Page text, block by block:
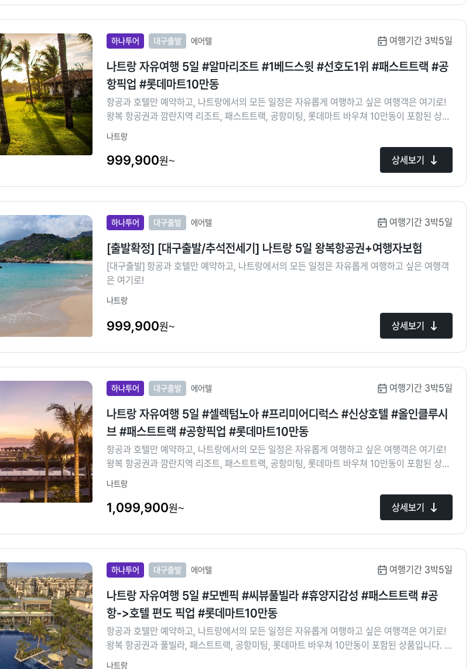
하나투어 대구출발 에어텔 여행기간 3박5일
나트랑 자유여행 5일 #알마리조트 #1베드스윗 #선호도1위 #패스트트랙 #공
항픽업 #롯데마트10만동
항공과 호텔만 예약하고, 나트랑에서의 모든 일정은 자유롭게 여행하고 싶은 여행객은 여기로!
왕복 항공권과 깜란지역 리조트, 패스트트랙, 공항미팅, 롯데마트 바우쳐 10만동이 포함된 상품
나트랑
999,900원~ 상세보기
하나투어 대구출발 에어텔 여행기간 3박5일
[출발확정] [대구출발/추석전세기] 나트랑 5일 왕복항공권+여행자보험
[대구출발] 항공과 호텔만 예약하고, 나트랑에서의 모든 일정은 자유롭게 여행하고 싶은 여행객
은 여기로!
나트랑
999,900원~ 상세보기
하나투어 대구출발 에어텔 여행기간 3박5일
나트랑 자유여행 5일 #셀렉텀노아 #프리미어디럭스 #신상호텔 #올인클루시
브 #패스트트랙 #공항픽업 #롯데마트10만동
항공과 호텔만 예약하고, 나트랑에서의 모든 일정은 자유롭게 여행하고 싶은 여행객은 여기로!
왕복 항공권과 깜란지역 리조트, 패스트트랙, 공항미팅, 롯데마트 바우쳐 10만동이 포함된 상품
나트랑
1,099,900원~ 상세보기
하나투어 대구출발 에어텔 여행기간 3박5일
나트랑 자유여행 5일 #모벤픽 #씨뷰풀빌라 #휴양지감성 #패스트트랙 #공
항->호텔 편도 픽업 #롯데마트10만동
항공과 호텔만 예약하고, 나트랑에서의 모든 일정은 자유롭게 여행하고 싶은 여행객은 여기로!
왕복 항공권과 풀빌라, 패스트트랙, 공항미팅, 롯데마트 바우쳐 10만동이 포함된 상품입니다. 우
리 일행끼리만 1/2/3베드 풀빌라를 이용한 호캉스를 즐겨보세요!
나트랑